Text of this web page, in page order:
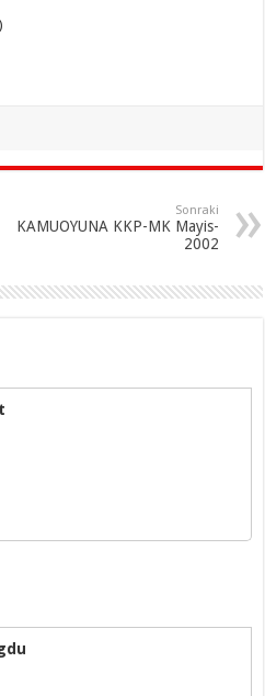
Sonraki
KAMUOYUNA KKP-MK Mayis-
2002